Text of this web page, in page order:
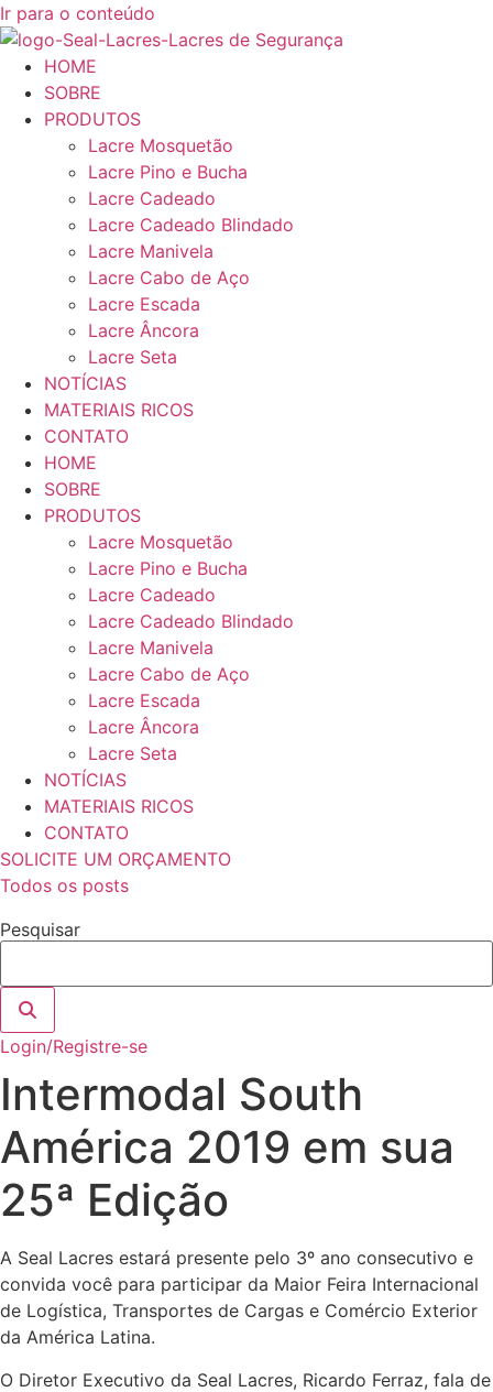
Ir para o conteúdo
HOME
SOBRE
PRODUTOS
Lacre Mosquetão
Lacre Pino e Bucha
Lacre Cadeado
Lacre Cadeado Blindado
Lacre Manivela
Lacre Cabo de Aço
Lacre Escada
Lacre Âncora
Lacre Seta
NOTÍCIAS
MATERIAIS RICOS
CONTATO
HOME
SOBRE
PRODUTOS
Lacre Mosquetão
Lacre Pino e Bucha
Lacre Cadeado
Lacre Cadeado Blindado
Lacre Manivela
Lacre Cabo de Aço
Lacre Escada
Lacre Âncora
Lacre Seta
NOTÍCIAS
MATERIAIS RICOS
CONTATO
SOLICITE UM ORÇAMENTO
Todos os posts
Pesquisar
Login/Registre-se
Intermodal South
América 2019 em sua
25ª Edição
A Seal Lacres estará presente pelo 3º ano consecutivo e
convida você para participar da Maior Feira Internacional
de Logística, Transportes de Cargas e Comércio Exterior
da América Latina.
O Diretor Executivo da Seal Lacres, Ricardo Ferraz, fala de